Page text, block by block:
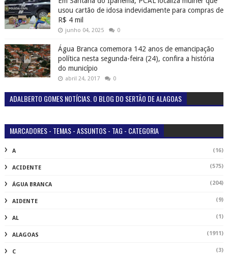
usou cartão de idosa indevidamente para compras de
R$ 4 mil
junho 04, 2025 0
Água Branca comemora 142 anos de emancipação
política nesta segunda-feira (24), confira a história
do município
abril 24, 2017 0
ADALBERTO GOMES NOTÍCIAS. O BLOG DO SERTÃO DE ALAGOAS
MARCADORES - TEMAS - ASSUNTOS - TAG - CATEGORIA
A (16)
ACIDENTE (575)
ÁGUA BRANCA (204)
AIDENTE (9)
AL (1)
ALAGOAS (1911)
C (3)